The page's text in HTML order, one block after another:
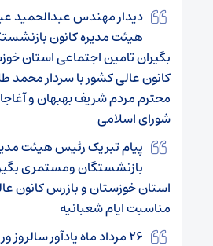
دیدار مهندس عبدالحمید
هیئت مدیره کانون
بگیران تامین اجتماعی استان
کانون عالی کشور با سردار محمد
محترم مردم شریف بهبهان و
شورای اسلامی
پیام تبریک رئیس هیئت
بازنشستگان ومستمری
استان خوزستان و بازرس کانون
مناسبت ایام شعبانیه
۲۶ مرداد ماه یادآور سالروز